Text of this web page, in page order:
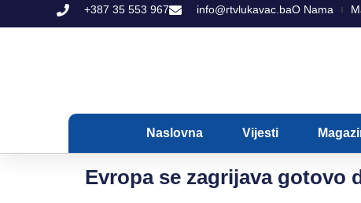
+387 35 553 967 info@rtvlukavac.baO Nama
Naslovna Vijesti
Evropa se zagrijava gotovo